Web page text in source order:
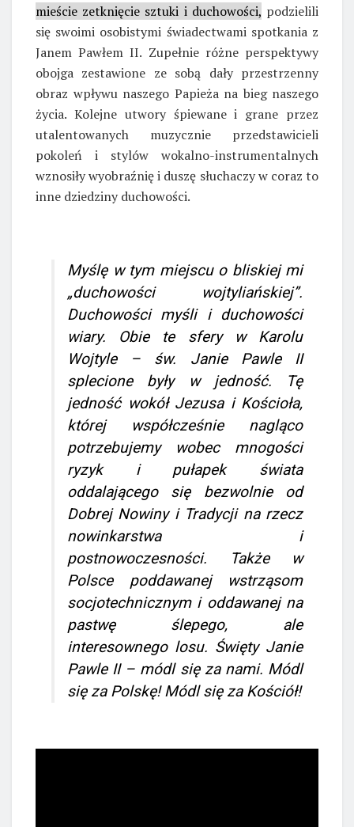
mieście zetknięcie sztuki i duchowości, podzielili
się swoimi osobistymi świadectwami spotkania z
Janem Pawłem II. Zupełnie różne perspektywy
obojga zestawione ze sobą dały przestrzenny
obraz wpływu naszego Papieża na bieg naszego
życia. Kolejne utwory śpiewane i grane przez
utalentowanych muzycznie przedstawicieli
pokoleń i stylów wokalno-instrumentalnych
wznosiły wyobraźnię i duszę słuchaczy w coraz to
inne dziedziny duchowości.
Myślę w tym miejscu o bliskiej mi
„duchowości wojtyliańskiej”.
Duchowości myśli i duchowości
wiary. Obie te sfery w Karolu
Wojtyle – św. Janie Pawle II
splecione były w jedność. Tę
jedność wokół Jezusa i Kościoła,
której współcześnie nagląco
potrzebujemy wobec mnogości
ryzyk i pułapek świata
oddalającego się bezwolnie od
Dobrej Nowiny i Tradycji na rzecz
nowinkarstwa i
postnowoczesności. Także w
Polsce poddawanej wstrząsom
socjotechnicznym i oddawanej na
pastwę ślepego, ale
interesownego losu. Święty Janie
Pawle II – módl się za nami. Módl
się za Polskę! Módl się za Kościół!